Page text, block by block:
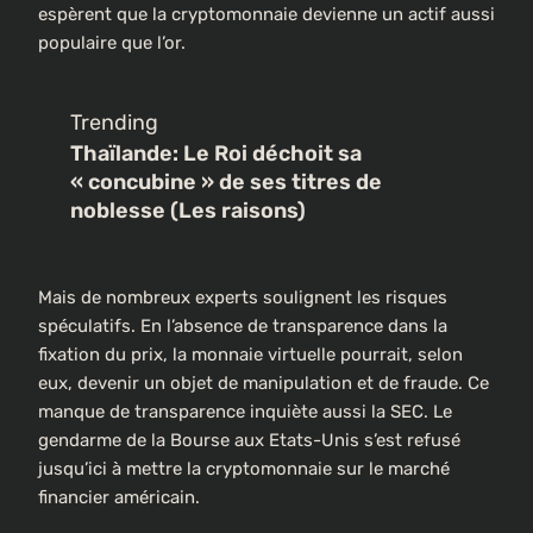
espèrent que la cryptomonnaie devienne un actif aussi
populaire que l’or.
Trending
Thaïlande: Le Roi déchoit sa
« concubine » de ses titres de
noblesse (Les raisons)
Mais de nombreux experts soulignent les risques
spéculatifs. En l’absence de transparence dans la
fixation du prix, la monnaie virtuelle pourrait, selon
eux, devenir un objet de manipulation et de fraude. Ce
manque de transparence inquiète aussi la SEC. Le
gendarme de la Bourse aux Etats-Unis s’est refusé
jusqu’ici à mettre la cryptomonnaie sur le marché
financier américain.